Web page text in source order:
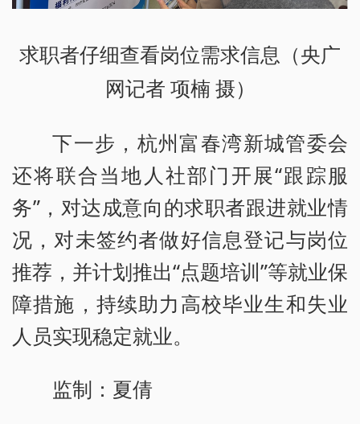
求职者仔细查看岗位需求信息（央广
网记者 项楠 摄）
下一步，杭州富春湾新城管委会
还将联合当地人社部门开展“跟踪服
务”，对达成意向的求职者跟进就业情
况，对未签约者做好信息登记与岗位
推荐，并计划推出“点题培训”等就业保
障措施，持续助力高校毕业生和失业
人员实现稳定就业。
监制：夏倩